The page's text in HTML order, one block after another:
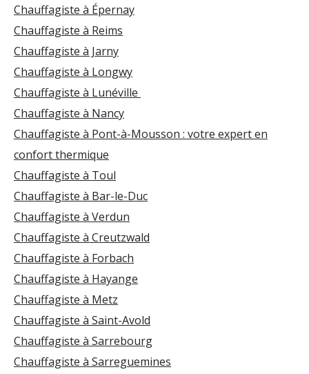
Chauffagiste à Épernay
Chauffagiste à Reims
Chauffagiste à Jarny
Chauffagiste à Longwy
Chauffagiste à Lunéville
Chauffagiste à Nancy
Chauffagiste à Pont-à-Mousson : votre expert en
confort thermique
Chauffagiste à Toul
Chauffagiste à Bar-le-Duc
Chauffagiste à Verdun
Chauffagiste à Creutzwald
Chauffagiste à Forbach
Chauffagiste à Hayange
Chauffagiste à Metz
Chauffagiste à Saint-Avold
Chauffagiste à Sarrebourg
Chauffagiste à Sarreguemines